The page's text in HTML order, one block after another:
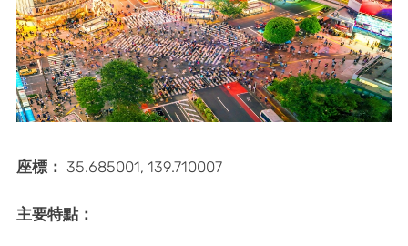
座標： 35.685001, 139.710007
主要特點：